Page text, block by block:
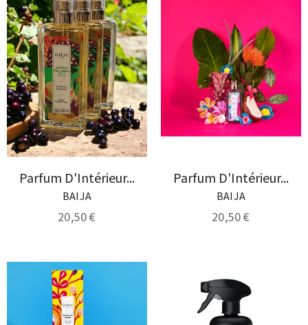
Parfum D'Intérieur...
BAIJA
20,50 €
Parfum D'Intérieur...
BAIJA
20,50 €